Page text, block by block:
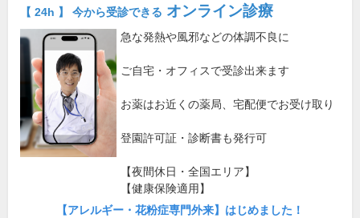
【 24h 】 今から受診できる オンライン診療
急な発熱や風邪などの体調不良に
ご自宅・オフィスで受診出来ます
お薬はお近くの薬局、宅配便でお受け取り
登園許可証・診断書も発行可
【夜間休日・全国エリア】
【健康保険適用】
【アレルギー・花粉症専門外来】はじめました！